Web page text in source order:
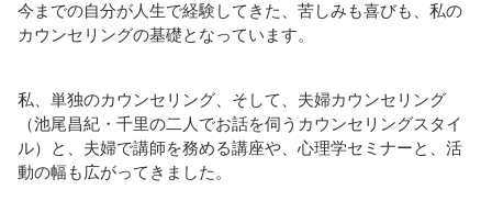
今までの自分が人生で経験してきた、苦しみも喜びも、私の
カウンセリングの基礎となっています。
私、単独のカウンセリング、そして、夫婦カウンセリング
（池尾昌紀・千里の二人でお話を伺うカウンセリングスタイ
ル）と、夫婦で講師を務める講座や、心理学セミナーと、活
動の幅も広がってきました。